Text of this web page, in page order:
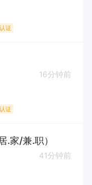
认证
16分钟前
认证
.家/兼.职）
41分钟前